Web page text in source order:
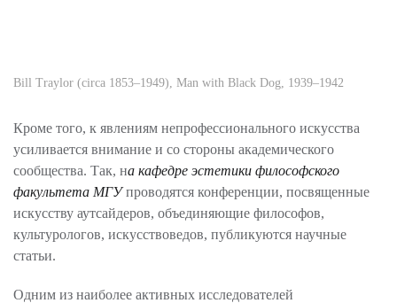
Bill Traylor (circa 1853–1949), Man with Black Dog, 1939–1942
Кроме того, к явлениям непрофессионального искусства
усиливается внимание и со стороны академического
сообщества. Так, на кафедре эстетики философского
факультета МГУпроводятся конференции, посвященные
искусству аутсайдеров, объединяющие философов,
культурологов, искусствоведов, публикуются научные
статьи.
Одним из наиболее активных исследователей